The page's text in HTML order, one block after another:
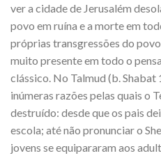
ver a cidade de Jerusalém
povo em ruína e a morte em
próprias transgressões do
muito presente em todo o
clássico. No Talmud (b. Shabat
inúmeras razões pelas quais o
destruído: desde que os pais
escola; até não pronunciar o
jovens se equipararam aos